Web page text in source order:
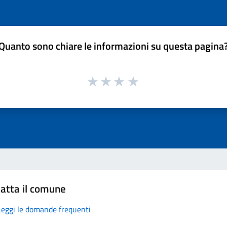
sono chiare le informazioni su questa
il comune
le domande frequenti